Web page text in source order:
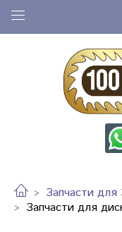
Запчасти
Запчасти для